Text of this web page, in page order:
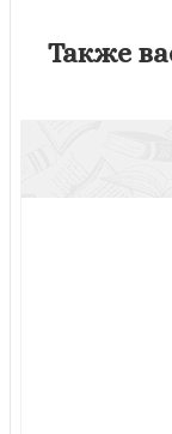
Также